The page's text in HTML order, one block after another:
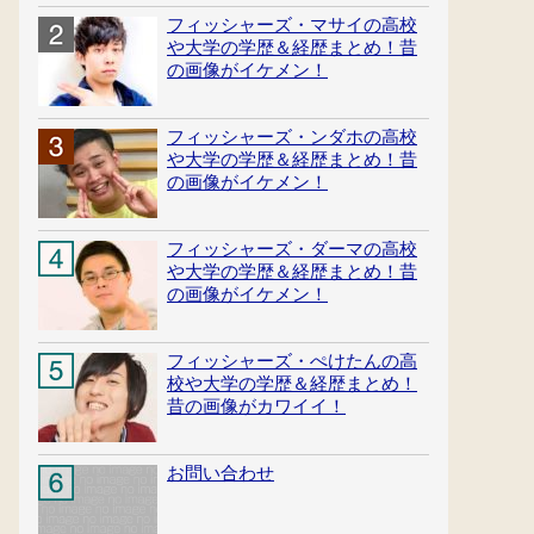
フィッシャーズ・マサイの高校
や大学の学歴＆経歴まとめ！昔
の画像がイケメン！
フィッシャーズ・ンダホの高校
や大学の学歴＆経歴まとめ！昔
の画像がイケメン！
フィッシャーズ・ダーマの高校
や大学の学歴＆経歴まとめ！昔
の画像がイケメン！
フィッシャーズ・ぺけたんの高
校や大学の学歴＆経歴まとめ！
昔の画像がカワイイ！
お問い合わせ